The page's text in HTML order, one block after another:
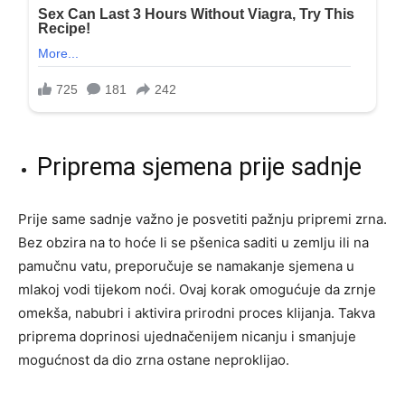
Priprema sjemena prije sadnje
Prije same sadnje važno je posvetiti pažnju pripremi zrna.
Bez obzira na to hoće li se pšenica saditi u zemlju ili na
pamučnu vatu, preporučuje se namakanje sjemena u
mlakoj vodi tijekom noći. Ovaj korak omogućuje da zrnje
omekša, nabubri i aktivira prirodni proces klijanja. Takva
priprema doprinosi ujednačenijem nicanju i smanjuje
mogućnost da dio zrna ostane neproklijao.